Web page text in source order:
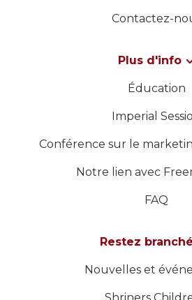
Contactez-
Plus d'info
Éducation
Imperial
Conférence sur le
Notre lien avec
FAQ
Restez
Nouvelles et